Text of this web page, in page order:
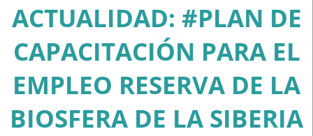
ACTUALIDAD: #PLAN DE
CAPACITACIÓN PARA EL
EMPLEO RESERVA DE LA
BIOSFERA DE LA SIBERIA